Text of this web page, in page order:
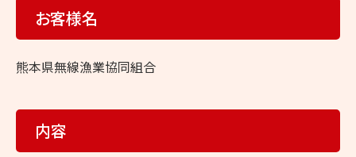
お客様名
熊本県無線漁業協同組合
内容